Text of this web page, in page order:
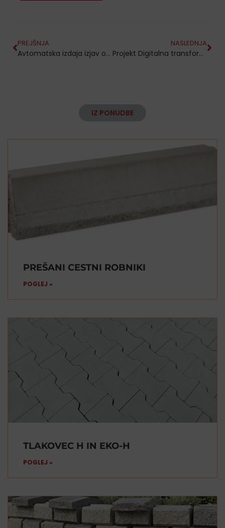
PREJŠNJA
Avtomatska izdaja izjav o lastnostih
NASLEDNJA
Projekt Digitalna transformacija podjetja KOGRAD IGEM je prejel EU sofinanciranje
IZ PONUDBE
PREŠANI CESTNI ROBNIKI
POGLEJ »
TLAKOVEC H IN EKO-H
POGLEJ »